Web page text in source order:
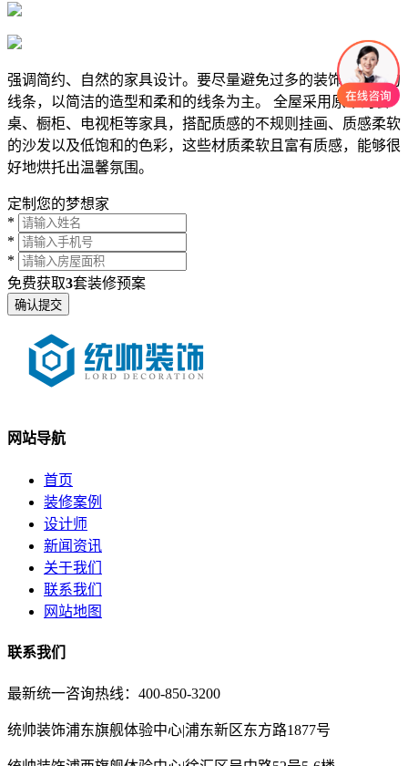
强调简约、自然的家具设计。要尽量避免过多的装饰和复杂的
线条，以简洁的造型和柔和的线条为主。 全屋采用原木的餐
桌、橱柜、电视柜等家具，搭配质感的不规则挂画、质感柔软
的沙发以及低饱和的色彩，这些材质柔软且富有质感，能够很
好地烘托出温馨氛围。
定制您的梦想家
*
*
*
免费获取3套装修预案
网站导航
首页
装修案例
设计师
新闻资讯
关于我们
联系我们
网站地图
联系我们
最新统一咨询热线：400-850-3200
统帅装饰浦东旗舰体验中心|浦东新区东方路1877号